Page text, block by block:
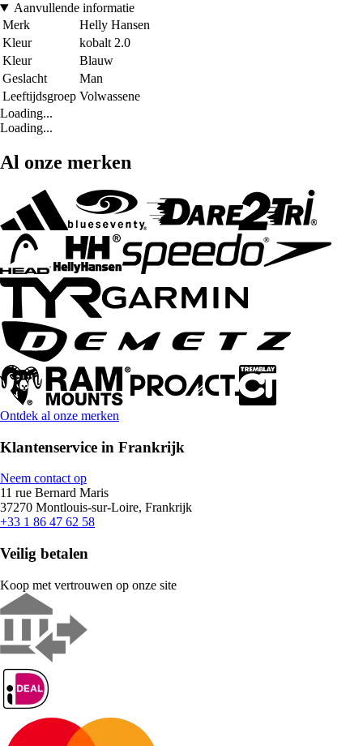
Aanvullende informatie
Merk
Helly Hansen
Kleur
kobalt 2.0
Kleur
Blauw
Geslacht
Man
Leeftijdsgroep Volwassene
Loading...
Loading...
Al onze merken
Ontdek al onze merken
Klantenservice in Frankrijk
Neem contact op
11 rue Bernard Maris
37270 Montlouis-sur-Loire, Frankrijk
+33 1 86 47 62 58
Veilig betalen
Koop met vertrouwen op onze site